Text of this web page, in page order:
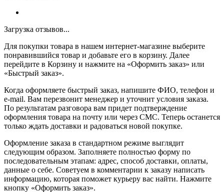
Загрузка отзывов...
Для покупки товара в нашем интернет-магазине выберите
понравившийся товар и добавьте его в корзину. Далее
перейдите в Корзину и нажмите на «Оформить заказ» или
«Быстрый заказ».
Когда оформляете быстрый заказ, напишите ФИО, телефон и
e-mail. Вам перезвонит менеджер и уточнит условия заказа.
По результатам разговора вам придет подтверждение
оформления товара на почту или через СМС. Теперь останется
только ждать доставки и радоваться новой покупке.
Оформление заказа в стандартном режиме выглядит
следующим образом. Заполняете полностью форму по
последовательным этапам: адрес, способ доставки, оплаты,
данные о себе. Советуем в комментарии к заказу написать
информацию, которая поможет курьеру вас найти. Нажмите
кнопку «Оформить заказ».